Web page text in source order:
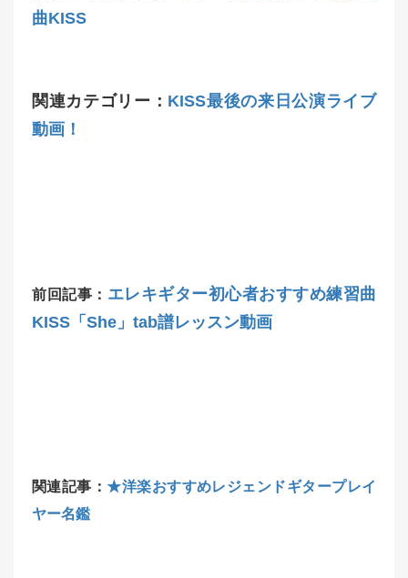
曲KISS
関連カテゴリー： KISS最後の来日公演ライブ
動画！
前回記事： エレキギター初心者おすすめ練習曲
KISS「She」tab譜レッスン動画
関連記事：★洋楽おすすめレジェンドギタープレイ
ヤー名鑑